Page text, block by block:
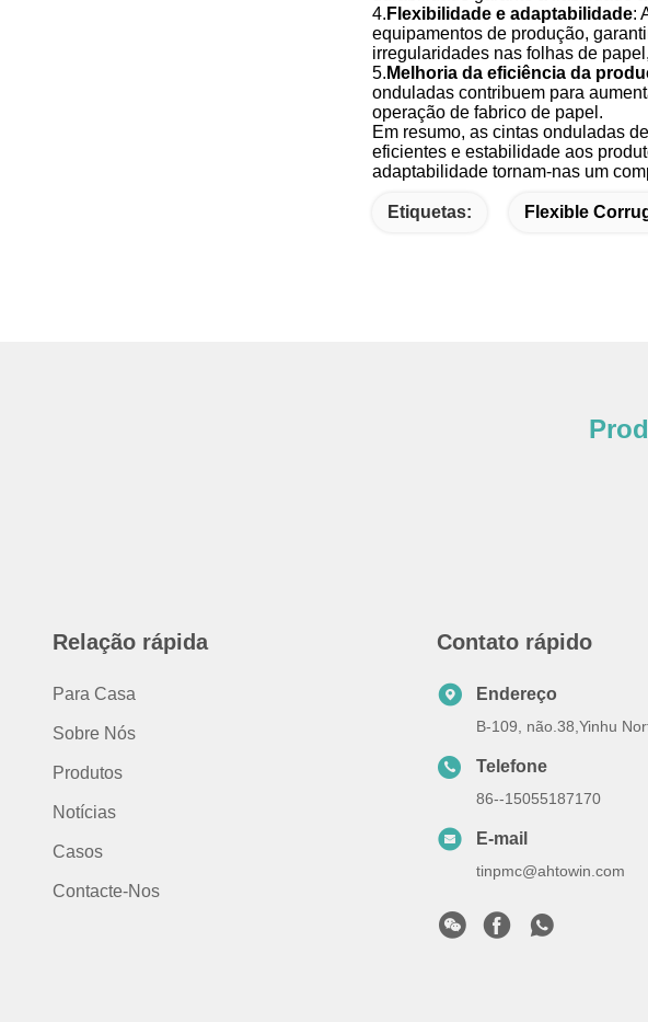
4. Flexibilidade e adaptabilidade:
equipamentos de produção,
irregularidades nas folhas de
5. Melhoria da eficiência da
onduladas contribuem para
operação de fabrico de papel.
Em resumo, as cintas onduladas
eficientes e estabilidade aos
adaptabilidade tornam-nas um
Etiquetas: Flexible
Relação rápida
Para Casa
Sobre Nós
Produtos
Notícias
Casos
Contacte-Nos
Contato rápido
Endereço
B-109, não.38,Yinhu
Telefone
86--15055187170
E-mail
tinpmc@ahtowin.com